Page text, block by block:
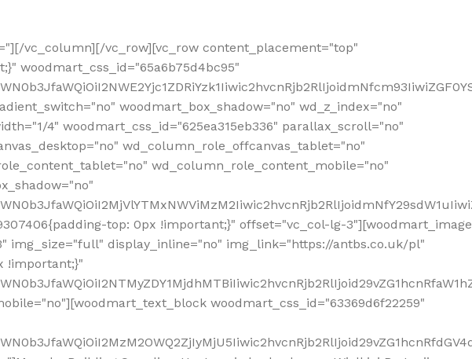
vc_column][/vc_row][vc_row content_placement="top"
woodmart_css_id="65a6b75d4bc95"
woodmart_box_shadow="no" wd_z_index="no"
4" woodmart_css_id="625ea315eb336" parallax_scroll="no"
wd_column_role_offcanvas_tablet="no"
wd_column_role_content_mobile="no"
top: 0px !important;}" offset="vc_col-lg-3"][woodmart_image
img_size="full" display_inline="no" img_link="https://antbs.co.uk/pl"
!important;}"
woodmart_css_id="63369d6f22259"